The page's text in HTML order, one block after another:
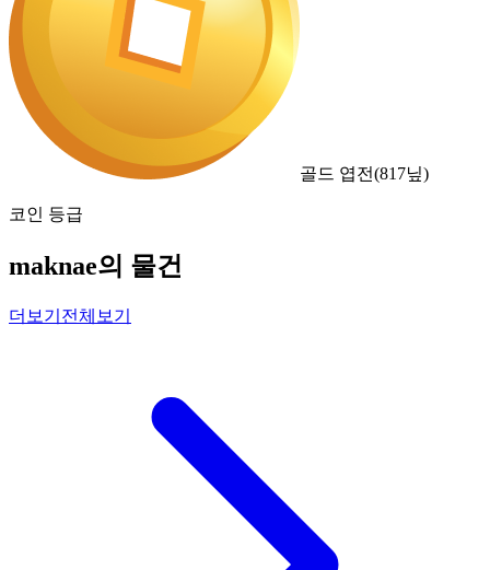
골드 엽전(817닢)
코인 등급
maknae의 물건
더보기 전체보기